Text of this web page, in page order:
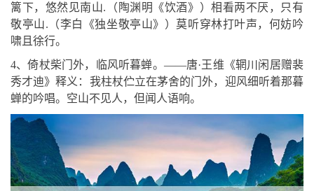
篱下，悠然见南山.（陶渊明《饮酒》）相看两不厌，只有
敬亭山.（李白《独坐敬亭山》）莫听穿林打叶声，何妨吟
啸且徐行。
4、倚杖柴门外，临风听暮蝉。——唐·王维《辋川闲居赠裴
秀才迪》释义：我柱杖伫立在茅舍的门外，迎风细听着那暮
蝉的吟唱。空山不见人，但闻人语响。